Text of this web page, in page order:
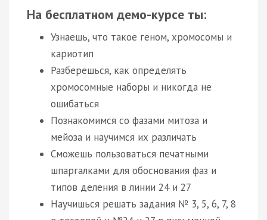
На бесплатном демо-курсе ты:
Узнаешь, что такое геном, хромосомы и
кариотип
Разберешься, как определять
хромосомные наборы и никогда не
ошибаться
Познакомимся со фазами митоза и
мейоза и научимся их различать
Сможешь пользоваться печатными
шпаргалками для обоснования фаз и
типов деления в линии 24 и 27
Научишься решать задания № 3, 5, 6, 7, 8